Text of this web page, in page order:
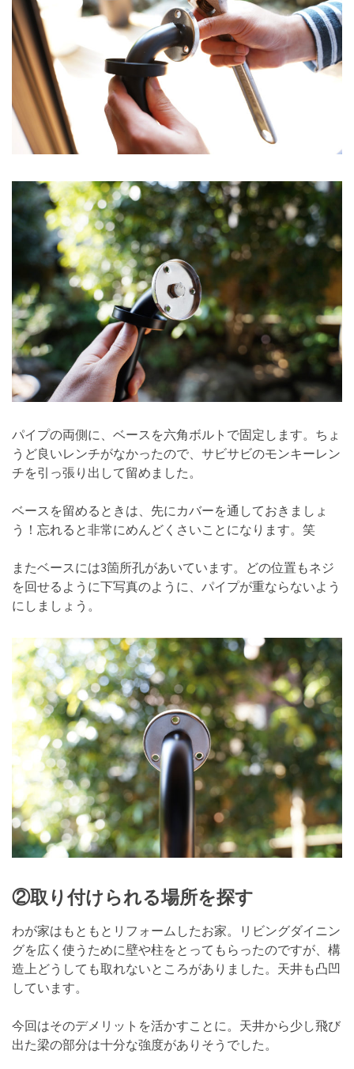
パイプの両側に、ベースを六角ボルトで固定します。ちょ
うど良いレンチがなかったので、サビサビのモンキーレン
チを引っ張り出して留めました。
ベースを留めるときは、先にカバーを通しておきましょ
う！忘れると非常にめんどくさいことになります。笑
またベースには3箇所孔があいています。どの位置もネジ
を回せるように下写真のように、パイプが重ならないよう
にしましょう。
②取り付けられる場所を探す
わが家はもともとリフォームしたお家。リビングダイニン
グを広く使うために壁や柱をとってもらったのですが、構
造上どうしても取れないところがありました。天井も凸凹
しています。
今回はそのデメリットを活かすことに。天井から少し飛び
出た梁の部分は十分な強度がありそうでした。